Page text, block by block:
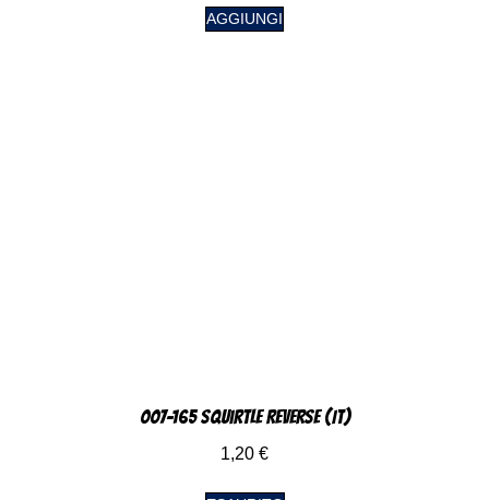
AGGIUNGI
007-165 Squirtle Reverse (IT)
1,20 €